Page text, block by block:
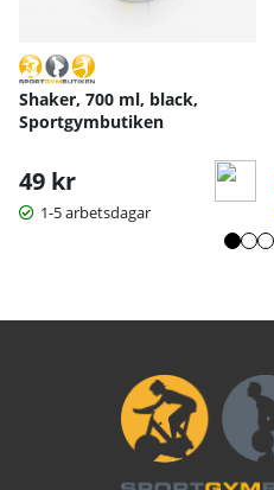
Shaker, 700 ml, black,
Sportgymbutiken
49 kr
1-5 arbetsdagar